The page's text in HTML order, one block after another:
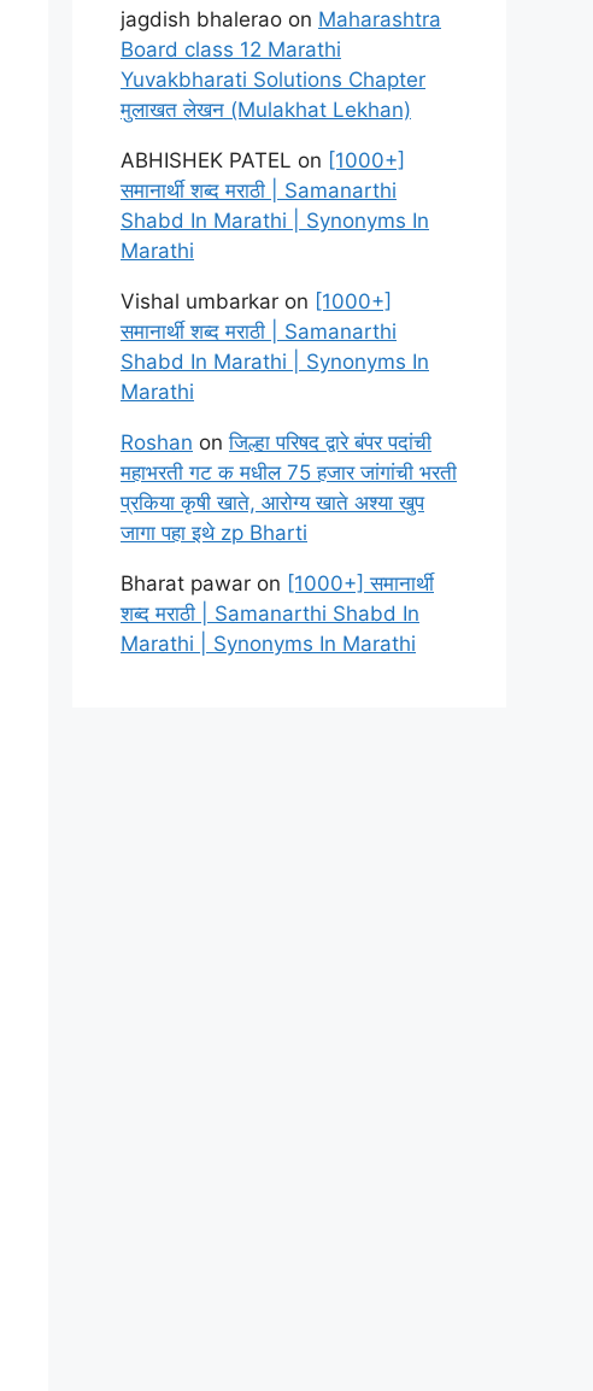
jagdish bhalerao on Maharashtra
Board class 12 Marathi
Yuvakbharati Solutions Chapter
मुलाखत लेखन (Mulakhat Lekhan)
ABHISHEK PATEL on [1000+]
समानार्थी शब्द मराठी | Samanarthi
Shabd In Marathi | Synonyms In
Marathi
Vishal umbarkar on [1000+]
समानार्थी शब्द मराठी | Samanarthi
Shabd In Marathi | Synonyms In
Marathi
Roshan onजिल्हा परिषद द्वारे बंपर पदांची
महाभरती गट क मधील 75 हजार जांगांची भरती
प्रकिया कृषी खाते, आरोग्य खाते अश्या खुप
जागा पहा इथे zp Bharti
Bharat pawar on [1000+] समानार्थी
शब्द मराठी | Samanarthi Shabd In
Marathi | Synonyms In Marathi